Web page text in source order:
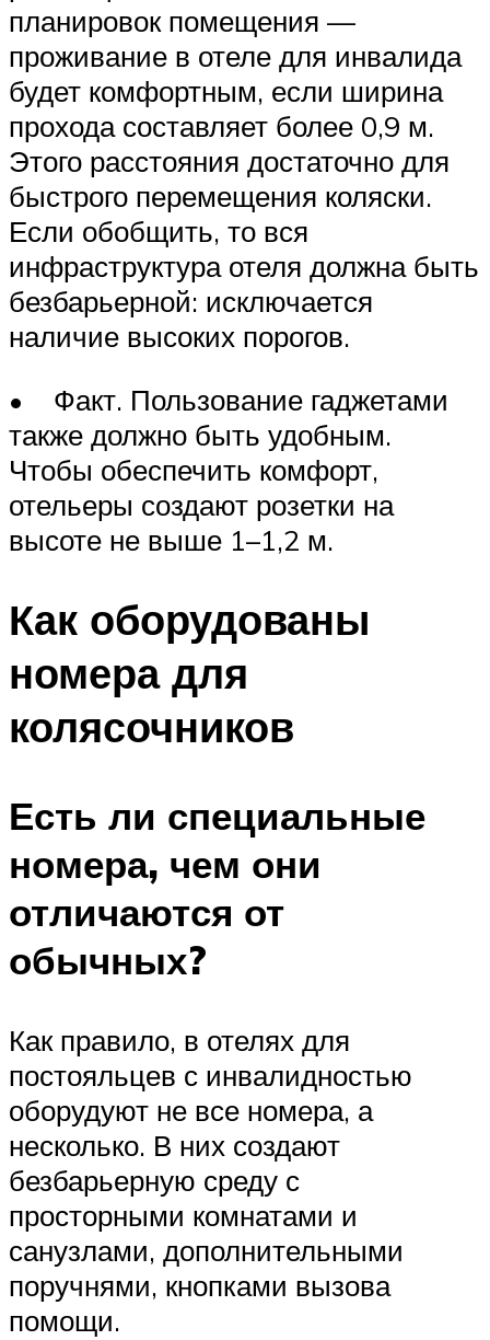
планировок помещения —
проживание в отеле для инвалида
будет комфортным, если ширина
прохода составляет более 0,9 м.
Этого расстояния достаточно для
быстрого перемещения коляски.
Если обобщить, то вся
инфраструктура отеля должна быть
безбарьерной: исключается
наличие высоких порогов.
• Факт. Пользование гаджетами
также должно быть удобным.
Чтобы обеспечить комфорт,
отельеры создают розетки на
высоте не выше 1–1,2 м.
Как оборудованы
номера для
колясочников
Есть ли специальные
номера, чем они
отличаются от
обычных?
Как правило, в отелях для
постояльцев с инвалидностью
оборудуют не все номера, а
несколько. В них создают
безбарьерную среду с
просторными комнатами и
санузлами, дополнительными
поручнями, кнопками вызова
помощи.